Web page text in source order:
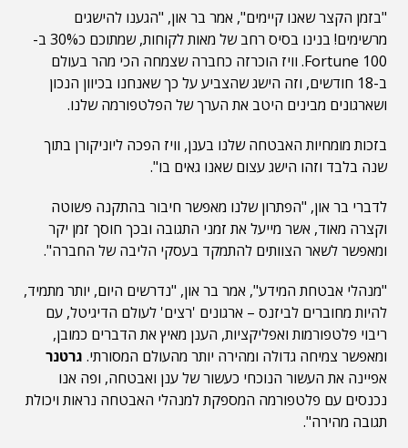
"בזמן הקצר שאנו קיימים", אמר בר און, "הגענו להישגים
מרשימים! בנינו בסיס רחב של מאות לקוחות, שמתוכם כ30% ב-
Fortune 100. וויז הוכרזה כחברה שצמחה הכי מהר בעולם
ב-18 חודשים, וזה הישג שהצביע על כך שאנחנו בכיוון הנכון
ושארגונים מבינים היטב את הערך של הפלטפורמה שלנו.
בזכות מומחיות האבטחה שלנו בענן, וויז הפכה ליוניקורן בתוך
שנה בלבד וזהו הישג עצום שאנו גאים בו".
לדברי בר און, "הפתרון שלנו מאפשר חיבור בהתקנה פשוטה
וקצרה מאוד, אשר מייעל את זמני התגובה ובכך חוסך זמן יקר
ומאפשר לשאר הצוותים להתמקד בעסקי הליבה של החברה".
"מנהלי אבטחת המידע", אמר בר און, "נדרשים היום, יותר מתמיד,
להיות מחוברים לביזנס – ארגונים 'רצים' לעולם הדיגיטל, עם
ריבוי פלטפורמות ואפליקציות, הענן מאיץ את הדברים כמובן,
ומאפשר צמיחה גדולה ומהירה יותר מהעולם המסורתי. גרטנר
אפיינה את העשור הנוכחי כעשור של ענן ואבטחה, ופה אנו
נכנסים עם פלטפורמה המספקת למנהלי האבטחה נראות ויכולת
תגובה מהירה".